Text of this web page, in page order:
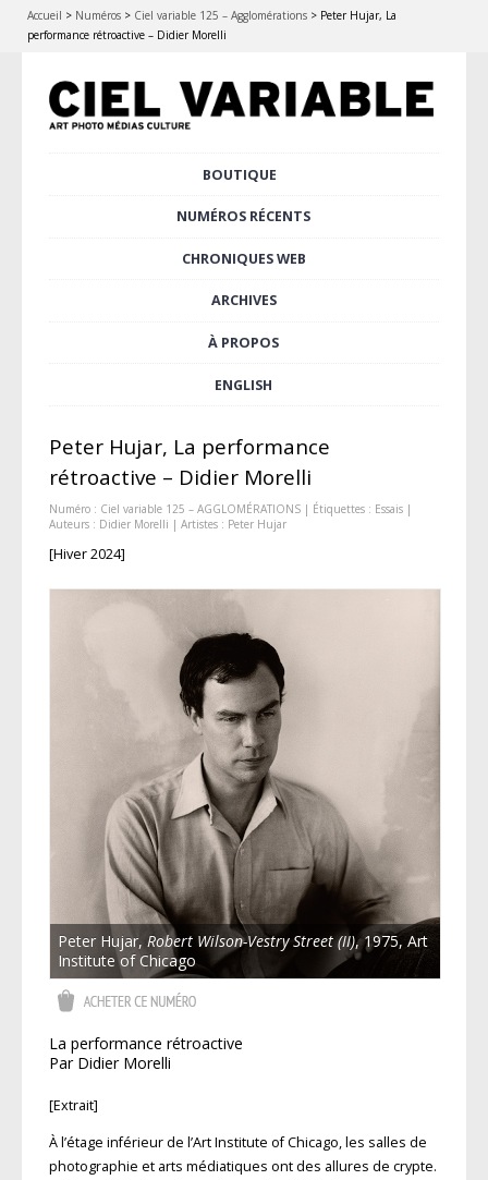
Accueil > Numéros > Ciel variable 125 – Agglomérations > Peter Hujar, La
performance rétroactive – Didier Morelli
BOUTIQUE
NUMÉROS RÉCENTS
CHRONIQUES WEB
ARCHIVES
À PROPOS
ENGLISH
Peter Hujar, La performance
rétroactive – Didier Morelli
Numéro : Ciel variable 125 – AGGLOMÉRATIONS| Étiquettes : Essais|
Auteurs : Didier Morelli | Artistes : Peter Hujar
[Hiver 2024]
Peter Hujar, Robert Wilson-Vestry Street (II), 1975, Art
Institute of Chicago
La performance rétroactive
Par Didier Morelli
[Extrait]
À l’étage inférieur de l’Art Institute of Chicago, les salles de
photographie et arts médiatiques ont des allures de crypte.